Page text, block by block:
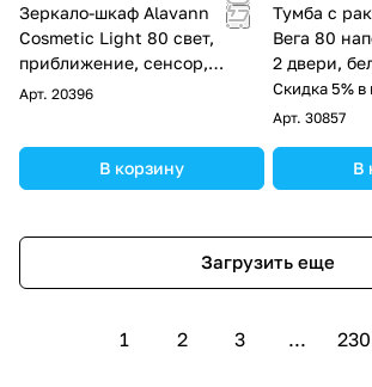
Зеркало-шкаф Alavann
Cosmetic Light 80 свет,
приближение, сенсор,
перевертыш
Арт. 20396
В корзину
Тумба с
Вега 80
2 двери,
Скидка 5% в
Арт. 30857
В
Загрузить еще
1 2 3 ... 230